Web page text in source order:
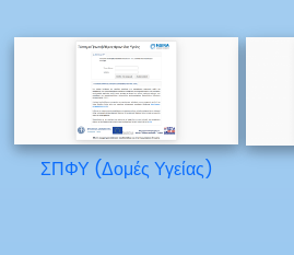
ΣΠΦΥ (Δομές Υγείας)